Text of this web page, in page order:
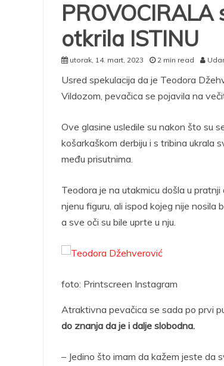
otkrila ISTINU
utorak, 14. mart, 2023 2 min read
Usred spekulacija da je Teodora
Vildozom, pevačica se pojavila na
Ove glasine usledile su nakon što su
košarkaškom derbiju i s tribina ukrala
među prisutnima.
Teodora je na utakmicu došla u
njenu figuru, ali ispod kojeg nije
a sve oči su bile uprte u nju.
foto: Printscreen Instagram
Atraktivna pevačica se sada po prvi
do znanja da je i dalje slobodna.
– Jedino što imam da kažem jeste da